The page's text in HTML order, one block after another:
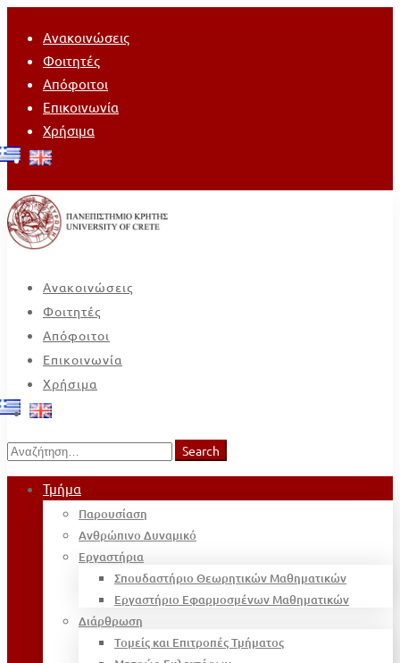
Ανακοινώσεις
Φοιτητές
Απόφοιτοι
Επικοινωνία
Χρήσιμα
Ανακοινώσεις
Φοιτητές
Απόφοιτοι
Επικοινωνία
Χρήσιμα
Search
for:
Search
Τμήμα
Παρουσίαση
Ανθρώπινο Δυναμικό
Εργαστήρια
Σπουδαστήριο Θεωρητικών Μαθηματικών
Εργαστήριο Εφαρμοσμένων Μαθηματικών
Διάρθρωση
Τομείς και Επιτροπές Τμήματος